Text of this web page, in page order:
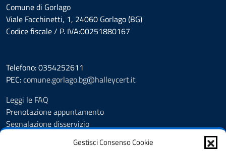
Gestisci Consenso Cookie
Comune di Gorlago
Viale Facchinetti, 1, 24060 Gorlago (BG)
Codice fiscale / P. IVA:00251880167
Telefono: 0354252611
PEC:comune.gorlago.bg@halleycert.it
Leggi le FAQ
Prenotazione appuntamento
Segnalazione disservizio